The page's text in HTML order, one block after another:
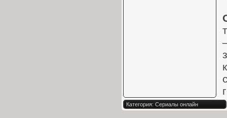
Категория: Сериалы онлайн